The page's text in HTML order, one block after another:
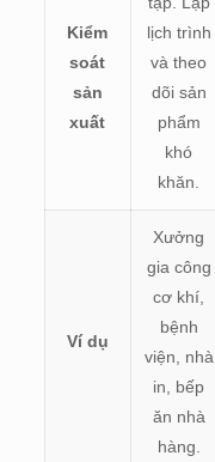
Kiểm
soát
sản
xuất
lịch trình
và theo
dõi sản
phẩm
khó
khăn.
Ví dụ
Xưởng
gia công
cơ khí,
bệnh
viện, nhà
in, bếp
ăn nhà
hàng.